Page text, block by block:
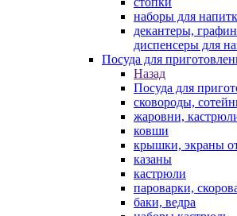
наборы для
декантеры,
диспенсеры для
Посуда для
Назад
Посуда для
сковороды,
жаровни,
ковши
крышки, экраны
казаны
кастрюли
пароварки,
баки, ведра